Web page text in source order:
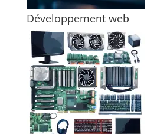
Développement web